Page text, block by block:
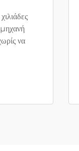
να